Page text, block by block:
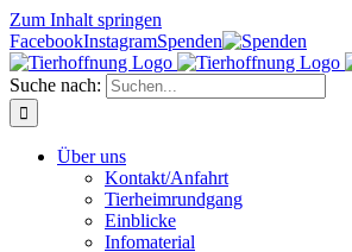
Zum Inhalt springen
FacebookInstagramSpenden
Suche nach:
Über uns
Kontakt/Anfahrt
Tierheimrundgang
Einblicke
Infomaterial